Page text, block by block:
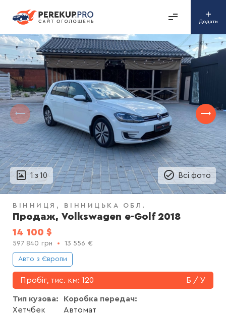
Додати
1з 10 Всі фото
ВІННИЦЯ ВІННИЦЬКА ОБЛ.
Продаж, Volkswagen e-Golf 2018
14 100 $
597 840 грн 13 556 €
Авто з Європи
Пробіг, тис. км: 120 Б / У
Тип кузова:
Хетчбек
Коробка передач:
Автомат